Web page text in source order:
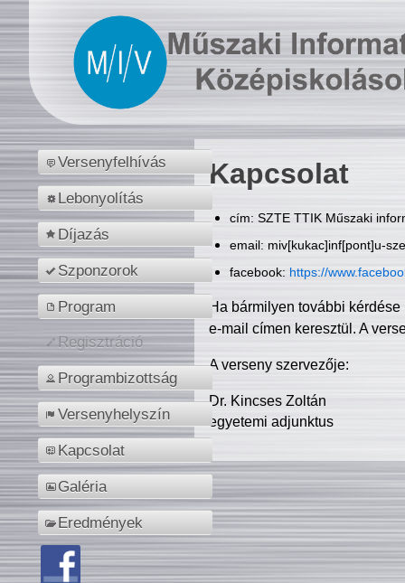
Versenyfelhívás
Lebonyolítás
Díjazás
Szponzorok
Program
Regisztráció
Programbizottság
Versenyhelyszín
Kapcsolat
Galéria
Eredmények
Kapcsolat
cím: SZTE TTIK Műszaki
email: miv[kukac]inf[pont]u-
facebook: https://
Ha bármilyen további
e-mail címen keresztül. A
A verseny szervezője:
Dr. Kincses Zoltán
egyetemi adjunktus